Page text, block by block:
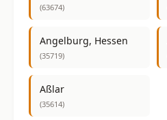
(63674)
Angelburg, Hessen
(35719)
Aßlar
(35614)